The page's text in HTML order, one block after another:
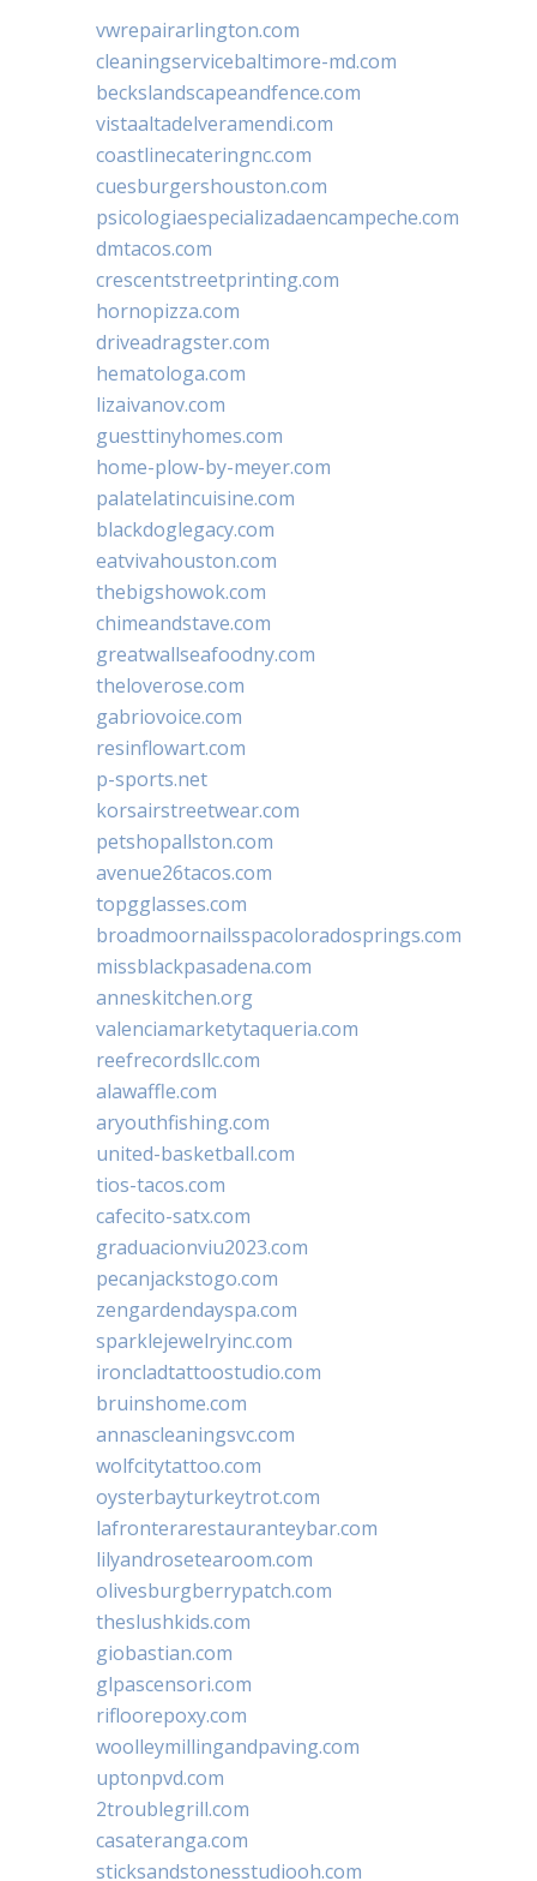
vwrepairarlington.com
cleaningservicebaltimore-md.com
beckslandscapeandfence.com
vistaaltadelveramendi.com
coastlinecateringnc.com
cuesburgershouston.com
psicologiaespecializadaencampeche.com
dmtacos.com
crescentstreetprinting.com
hornopizza.com
driveadragster.com
hematologa.com
lizaivanov.com
guesttinyhomes.com
home-plow-by-meyer.com
palatelatincuisine.com
blackdoglegacy.com
eatvivahouston.com
thebigshowok.com
chimeandstave.com
greatwallseafoodny.com
theloverose.com
gabriovoice.com
resinflowart.com
p-sports.net
korsairstreetwear.com
petshopallston.com
avenue26tacos.com
topgglasses.com
broadmoornailsspacoloradosprings.com
missblackpasadena.com
anneskitchen.org
valenciamarketytaqueria.com
reefrecordsllc.com
alawaffle.com
aryouthfishing.com
united-basketball.com
tios-tacos.com
cafecito-satx.com
graduacionviu2023.com
pecanjackstogo.com
zengardendayspa.com
sparklejewelryinc.com
ironcladtattoostudio.com
bruinshome.com
annascleaningsvc.com
wolfcitytattoo.com
oysterbayturkeytrot.com
lafronterarestauranteybar.com
lilyandrosetearoom.com
olivesburgberrypatch.com
theslushkids.com
giobastian.com
glpascensori.com
rifloorepoxy.com
woolleymillingandpaving.com
uptonpvd.com
2troublegrill.com
casateranga.com
sticksandstonesstudiooh.com